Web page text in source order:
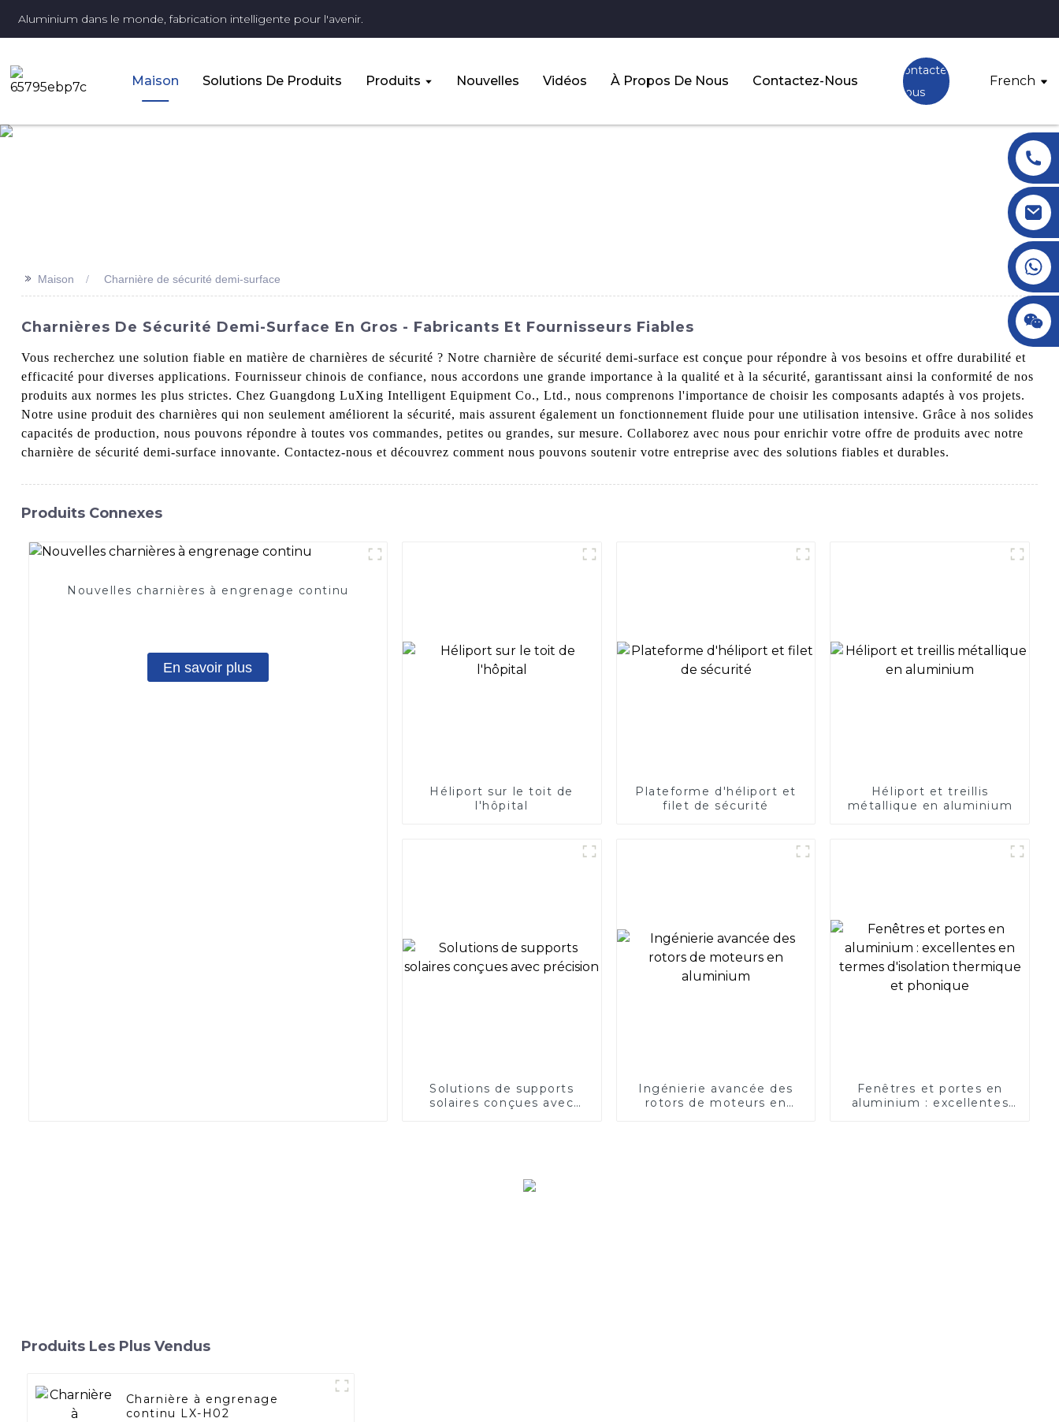
Aluminium dans le monde, fabrication intelligente pour l'avenir.
Maison Solutions De Produits Produits Nouvelles Vidéos À Propos De Nous Contactez-Nous
Contactez-
Nous
French
>> Maison Charnière de sécurité demi-surface
Charnières De Sécurité Demi-Surface En Gros - Fabricants Et Fournisseurs Fiables
Vous recherchez une solution fiable en matière de charnières de sécurité ? Notre charnière de sécurité demi-surface est conçue pour répondre à vos besoins et offre durabilité et
efficacité pour diverses applications. Fournisseur chinois de confiance, nous accordons une grande importance à la qualité et à la sécurité, garantissant ainsi la conformité de nos
produits aux normes les plus strictes. Chez Guangdong LuXing Intelligent Equipment Co., Ltd., nous comprenons l'importance de choisir les composants adaptés à vos projets.
Notre usine produit des charnières qui non seulement améliorent la sécurité, mais assurent également un fonctionnement fluide pour une utilisation intensive. Grâce à nos solides
capacités de production, nous pouvons répondre à toutes vos commandes, petites ou grandes, sur mesure. Collaborez avec nous pour enrichir votre offre de produits avec notre
charnière de sécurité demi-surface innovante. Contactez-nous et découvrez comment nous pouvons soutenir votre entreprise avec des solutions fiables et durables.
Produits Connexes
Nouvelles charnières à engrenage continu
En savoir plus
Héliport sur le toit de
l'hôpital
Plateforme d'héliport et
filet de sécurité
Héliport et treillis
métallique en aluminium
Solutions de supports
solaires conçues avec
Ingénierie avancée des
rotors de moteurs en
Fenêtres et portes en
aluminium : excellentes
Produits Les Plus Vendus
Charnière à engrenage
continu LX-H02